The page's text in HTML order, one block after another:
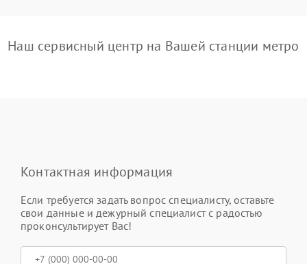
Наш сервисный центр на Вашей станции метро
Контактная информация
Если требуется задать вопрос специалисту, оставьте
свои данные и дежурный специалист с радостью
проконсультирует Вас!